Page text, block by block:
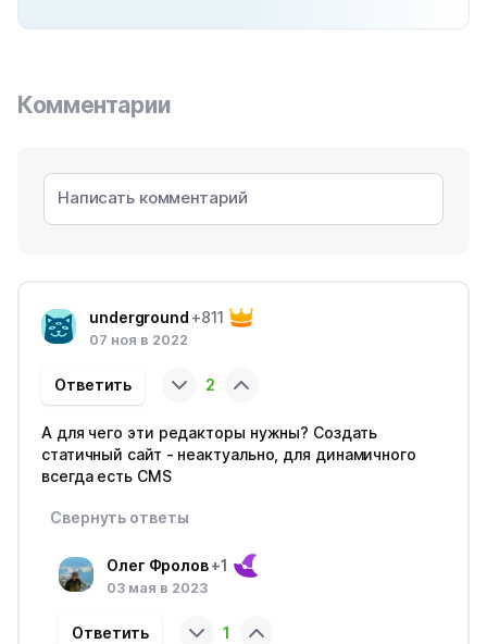
Комментарии
underground +811
07 ноя в 2022
2
Ответить
А для чего эти редакторы нужны? Создать
статичный сайт - неактуально, для динамичного
всегда есть CMS
Свернуть ответы
Олег Фролов+1
03 мая в 2023
1
Ответить